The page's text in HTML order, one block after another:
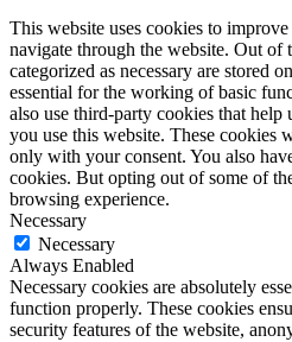
This website uses cookies to
navigate through the website. Out of
categorized as necessary are stored
essential for the working of basic
also use third-party cookies that help
you use this website. These cookies
only with your consent. You also
cookies. But opting out of some of
browsing experience.
Necessary
Necessary
Always Enabled
Necessary cookies are absolutely
function properly. These cookies
security features of the website,